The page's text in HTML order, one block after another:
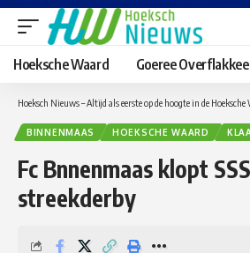
Hoeksche Waard Goeree Overflakkee
Hoeksch Nieuws – Altijd als eerste op de hoogte in de Hoeksche
BINNENMAAS HOEKSCHE WAARD
Fc Bnnenmaas klopt
streekderby